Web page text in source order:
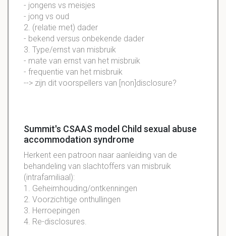
- jongens vs meisjes
- jong vs oud
2. (relatie met) dader
- bekend versus onbekende dader
3. Type/ernst van misbruik
- mate van ernst van het misbruik
- frequentie van het misbruik
--> zijn dit voorspellers van [non]disclosure?
Summit's CSAAS model Child sexual abuse
accommodation syndrome
Herkent een patroon naar aanleiding van de
behandeling van slachtoffers van misbruik
(intrafamiliaal):
1. Geheimhouding/ontkenningen
2. Voorzichtige onthullingen
3. Herroepingen
4. Re-disclosures.